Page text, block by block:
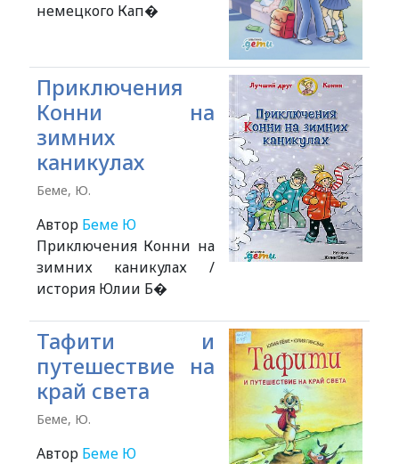
немецкого Кап�
Приключения
Конни на
зимних
каникулах
Беме, Ю.
Автор Беме Ю
Приключения Конни на
зимних каникулах /
история Юлии Б�
Тафити и
путешествие на
край света
Беме, Ю.
Автор Беме Ю